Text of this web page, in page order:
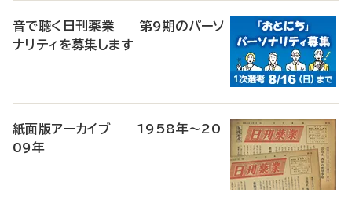
音で聴く日刊薬業 第9期のパーソ
ナリティを募集します
紙面版アーカイブ 1958年～20
09年